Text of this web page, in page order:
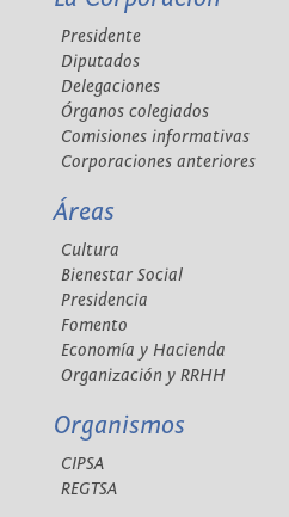
Presidente
Diputados
Delegaciones
Órganos colegiados
Comisiones informativas
Corporaciones anteriores
Áreas
Cultura
Bienestar Social
Presidencia
Fomento
Economía y Hacienda
Organización y RRHH
Organismos
CIPSA
REGTSA